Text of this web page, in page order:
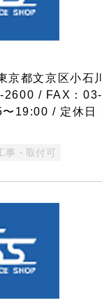
都文京区小石
2600 / FAX：
19:00 / 定休日
事・取付可